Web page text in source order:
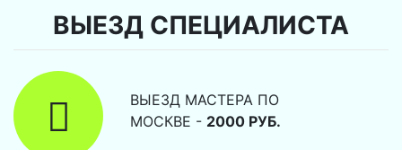
ВЫЕЗД СПЕЦИАЛИСТА
ВЫЕЗД МАСТЕРА ПО
МОСКВЕ - 2000 РУБ.